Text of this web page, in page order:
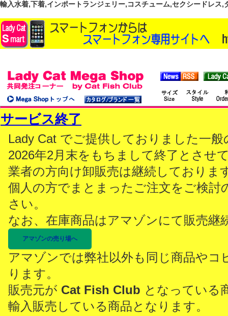
輸入水着,下着,インポートランジェリー,コスチューム,セクシードレス
サービス終了
Lady Cat でご提供しておりました一
2026年2月末をもちまして終了とさせ
業者の方向け卸販売は継続しておりま
個人の方でまとまったご注文をご検討
さい。
なお、在庫商品はアマゾンにて販売継
アマゾンの売り場へ
アマゾンでは弊社以外も同じ商品やコ
ります。
販売元が Cat Fish Club となっている
輸入販売している商品となります。